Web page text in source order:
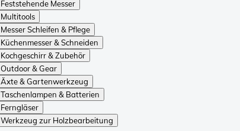
Feststehende Messer
Multitools
Messer Schleifen & Pflege
Küchenmesser & Schneiden
Kochgeschirr & Zubehör
Outdoor & Gear
Äxte & Gartenwerkzeug
Taschenlampen & Batterien
Ferngläser
Werkzeug zur Holzbearbeitung